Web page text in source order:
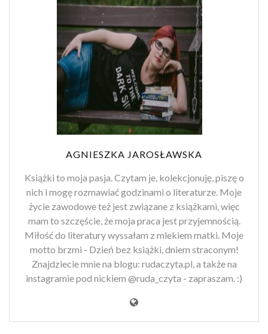
AGNIESZKA JAROSŁAWSKA
Książki to moja pasja. Czytam je, kolekcjonuję, piszę o
nich i mogę rozmawiać godzinami o literaturze. Moje
życie zawodowe też jest związane z książkami, więc
mam to szczęście, że moja praca jest przyjemnością.
Miłość do literatury wyssałam z mlekiem matki. Moje
motto brzmi - Dzień bez książki, dniem straconym!
Znajdziecie mnie na blogu: rudaczyta.pl, a także na
instagramie pod nickiem @ruda_czyta - zapraszam. :)